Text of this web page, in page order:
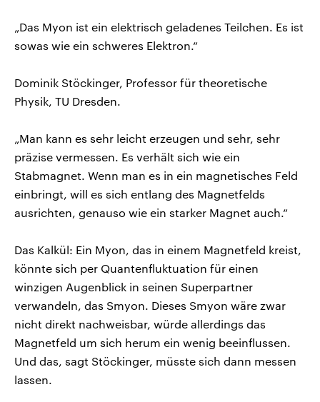
„Das Myon ist ein elektrisch geladenes Teilchen. Es ist
sowas wie ein schweres Elektron.“
Dominik Stöckinger, Professor für theoretische
Physik, TU Dresden.
„Man kann es sehr leicht erzeugen und sehr, sehr
präzise vermessen. Es verhält sich wie ein
Stabmagnet. Wenn man es in ein magnetisches Feld
einbringt, will es sich entlang des Magnetfelds
ausrichten, genauso wie ein starker Magnet auch.“
Das Kalkül: Ein Myon, das in einem Magnetfeld kreist,
könnte sich per Quantenfluktuation für einen
winzigen Augenblick in seinen Superpartner
verwandeln, das Smyon. Dieses Smyon wäre zwar
nicht direkt nachweisbar, würde allerdings das
Magnetfeld um sich herum ein wenig beeinflussen.
Und das, sagt Stöckinger, müsste sich dann messen
lassen.